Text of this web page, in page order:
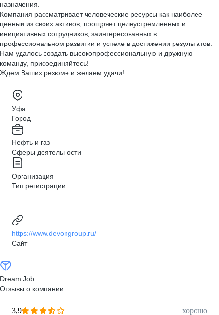
назначения.
Компания рассматривает человеческие ресурсы как наиболее
ценный из своих активов, поощряет целеустремленных и
инициативных сотрудников, заинтересованных в
профессиональном развитии и успехе в достижении результатов.
Нам удалось создать высокопрофессиональную и дружную
команду, присоединяйтесь!
Ждем Ваших резюме и желаем удачи!
Уфа
Город
Нефть и газ
Сферы деятельности
Организация
Тип регистрации
https://www.devongroup.ru/
Сайт
Dream Job
Отзывы о компании
3,9
хорошо